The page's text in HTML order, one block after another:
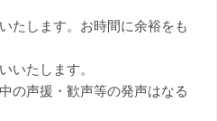
します。お時間に余裕をも
たします。
声援・歓声等の発声はなる